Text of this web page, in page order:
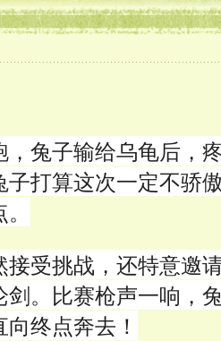
，兔子输给乌龟后，
子打算这次一定不骄
接受挑战，还特意邀
剑。比赛枪声一响，
终点奔去！